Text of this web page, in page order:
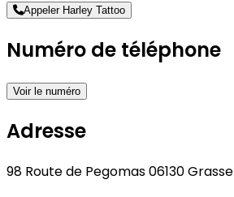
Appeler Harley Tattoo
Numéro de téléphone
Voir le numéro
Adresse
98 Route de Pegomas 06130 Grasse